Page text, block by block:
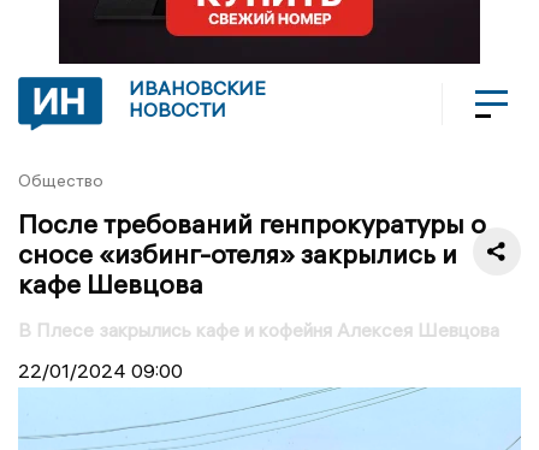
ИВАНОВСКИЕ
НОВОСТИ
Общество
После требований генпрокуратуры о
сносе «избинг-отеля» закрылись и
кафе Шевцова
В Плесе закрылись кафе и кофейня Алексея Шевцова
22/01/2024 09:00